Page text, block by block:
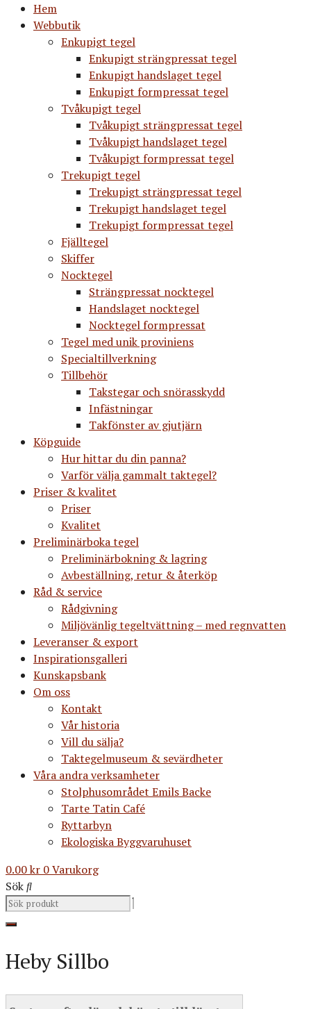
Hem
Webbutik
Enkupigt tegel
Enkupigt strängpressat tegel
Enkupigt handslaget tegel
Enkupigt formpressat tegel
Tvåkupigt tegel
Tvåkupigt strängpressat tegel
Tvåkupigt handslaget tegel
Tvåkupigt formpressat tegel
Trekupigt tegel
Trekupigt strängpressat tegel
Trekupigt handslaget tegel
Trekupigt formpressat tegel
Fjälltegel
Skiffer
Nocktegel
Strängpressat nocktegel
Handslaget nocktegel
Nocktegel formpressat
Tegel med unik proviniens
Specialtillverkning
Tillbehör
Takstegar och snörasskydd
Infästningar
Takfönster av gjutjärn
Köpguide
Hur hittar du din panna?
Varför välja gammalt taktegel?
Priser & kvalitet
Priser
Kvalitet
Preliminärboka tegel
Preliminärbokning & lagring
Avbeställning, retur & återköp
Råd & service
Rådgivning
Miljövänlig tegeltvättning – med regnvatten
Leveranser & export
Inspirationsgalleri
Kunskapsbank
Om oss
Kontakt
Vår historia
Vill du sälja?
Taktegelmuseum & sevärdheter
Våra andra verksamheter
Stolphusområdet Emils Backe
Tarte Tatin Café
Ryttarbyn
Ekologiska Byggvaruhuset
0.00kr 0Varukorg
Sök
Heby Sillbo